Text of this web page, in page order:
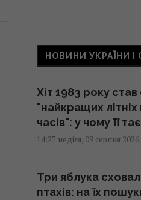
НОВИНИ УКРАЇНИ І
Хіт 1983 року
"найкращих літніх
часів": у чому її
14:27 неділя, 09 серпня 2026
Три яблука
птахів: на їх